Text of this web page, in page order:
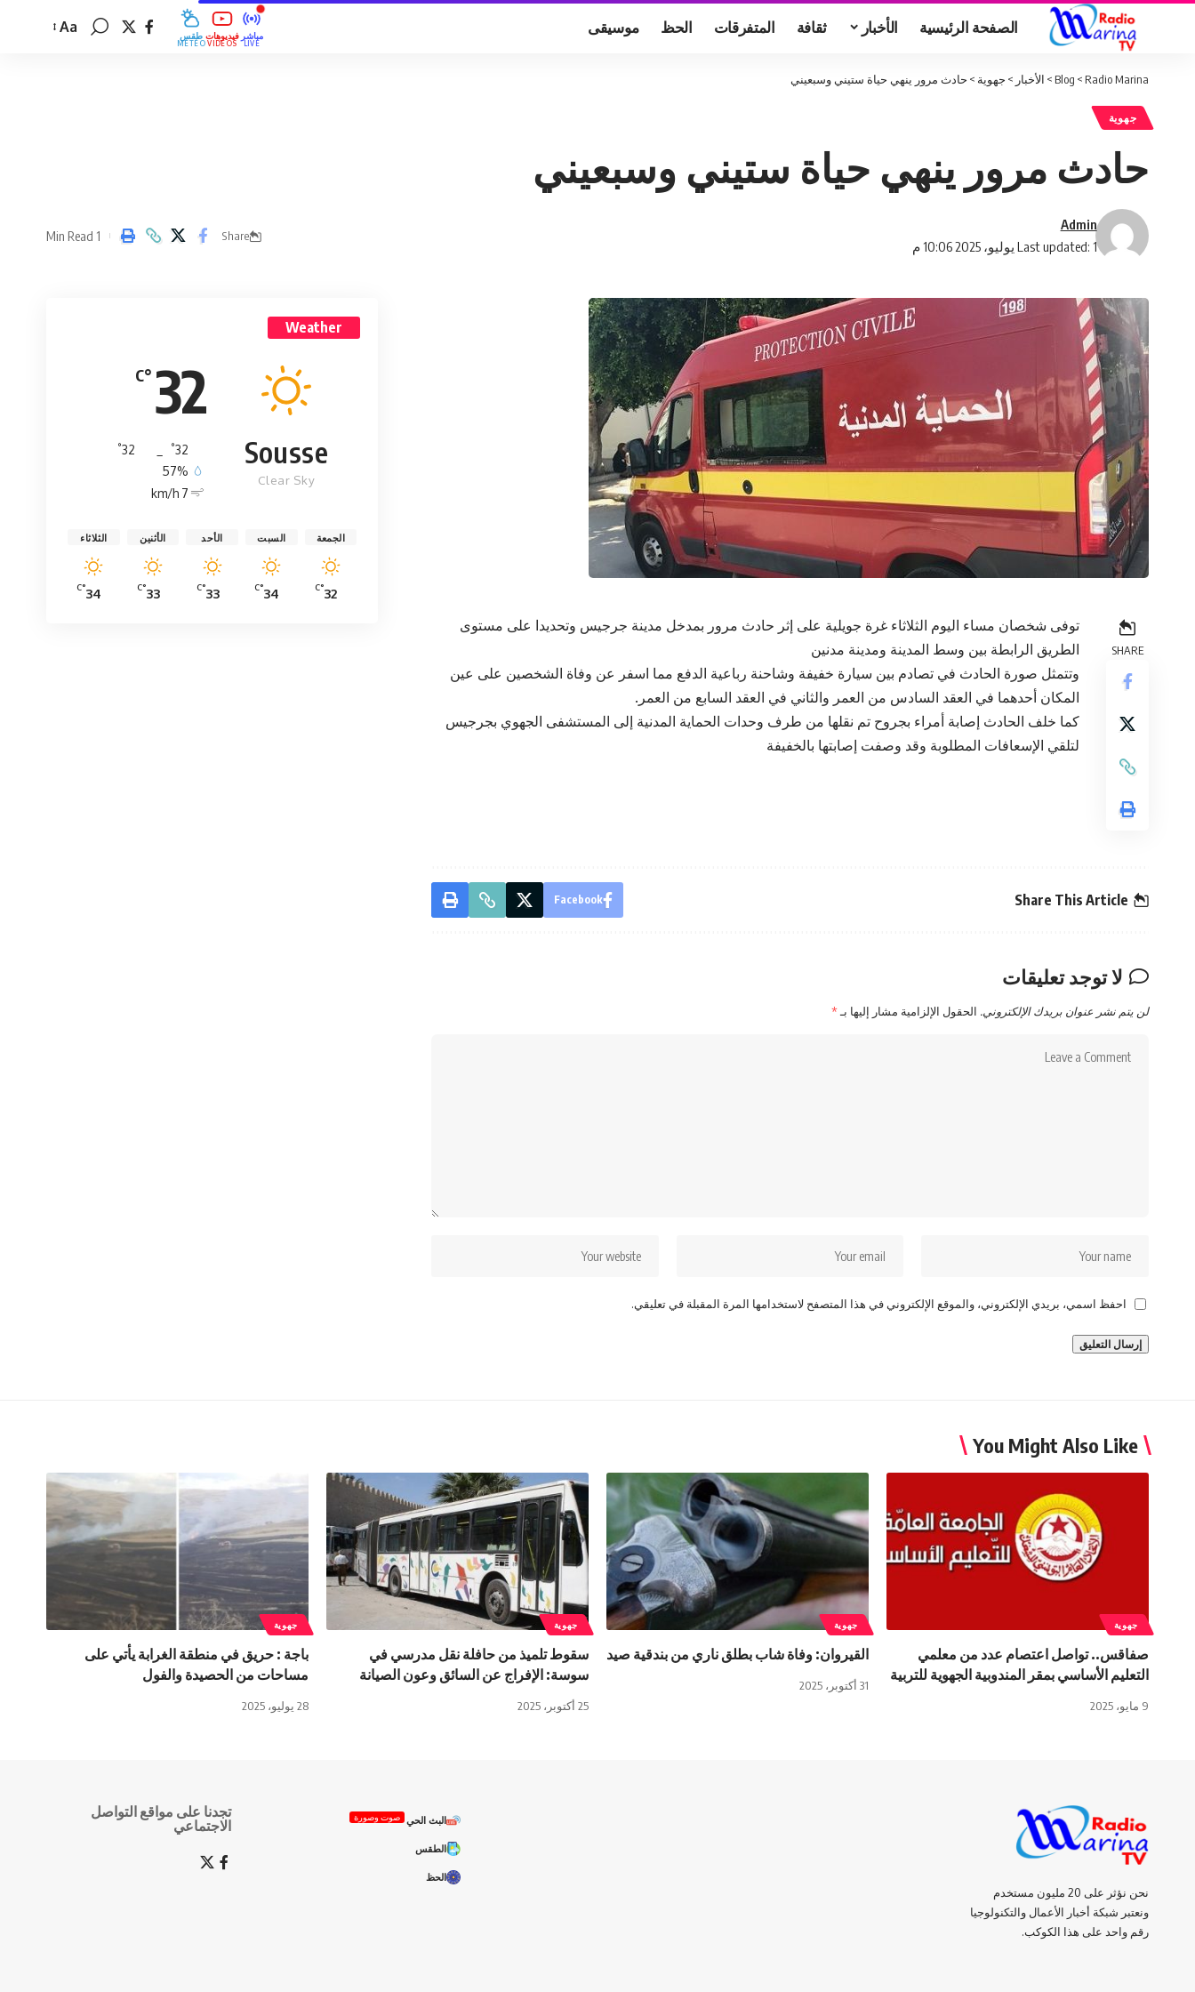
الصفحة الرئيسية الأخبار ثقافة المتفرقات الحظ موسيقى طقس
MÉTÉO
فيديوهات
VIDÉOS
مباشر
LIVE
Aa
Radio Marina
>
Blog
> الأخبار > جهوية > حادث مرور ينهي حياة ستيني وسبعيني
جهوية
حادث مرور ينهي حياة ستيني وسبعيني
Last updated: 1 يوليو، 2025 10:06 م
Admin
Share
1 Min Read
SHARE
توفى شخصان مساء اليوم الثلاثاء غرة جويلية على إثر حادث مرور بمدخل مدينة جرجيس وتحديدا على مستوى
الطريق الرابطة بين وسط المدينة ومدينة مدنين
وتتمثل صورة الحادث في تصادم بين سيارة خفيفة وشاحنة رباعية الدفع مما اسفر عن وفاة الشخصين على عين
المكان أحدهما في العقد السادس من العمر والثاني في العقد السابع من العمر.
كما خلف الحادث إصابة أمراء بجروح تم نقلها من طرف وحدات الحماية المدنية إلى المستشفى الجهوي بجرجيس
لتلقي الإسعافات المطلوبة وقد وصفت إصابتها بالخفيفة
Share This Article
Facebook
لا توجد تعليقات
لن يتم نشر عنوان بريدك الإلكتروني. الحقول الإلزامية مشار إليها بـ*
احفظ اسمي، بريدي الإلكتروني، والموقع الإلكتروني في هذا المتصفح لاستخدامها المرة المقبلة في تعليقي.
Weather
32
°C
Sousse
Clear Sky
32
°
32
°
57%
7 km/h
الجمعة
32
°C
السبت
34
°C
الأحد
33
°C
الأثنين
33
°C
الثلاثاء
34
°C
You Might Also Like
جهوية
صفاقس.. تواصل اعتصام عدد من معلمي
التعليم الأساسي بمقر المندوبية الجهوية للتربية
9 مايو، 2025
جهوية
القيروان: وفاة شاب بطلق ناري من بندقية صيد
31 أكتوبر، 2025
جهوية
سقوط تلميذ من حافلة نقل مدرسي في
سوسة: الإفراج عن السائق وعون الصيانة
25 أكتوبر، 2025
جهوية
باجة : حريق في منطقة الغرابة يأتي على
مساحات من الحصيدة والفول
28 يوليو، 2025
نحن نؤثر على 20 مليون مستخدم
ونعتبر شبكة أخبار الأعمال والتكنولوجيا
رقم واحد على هذا الكوكب.
البث الحي صوت وصورة
الطقس
الحظ
تجدنا على مواقع التواصل
الاجتماعي